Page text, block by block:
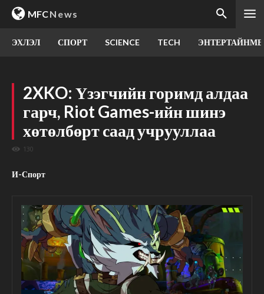
MFCNews
ЭХЛЭЛ СПОРТ SCIENCE TECH
2XKO: Үзэгчийн горимд алдаа
гарч, Riot Games-ийн шинэ
хөтөлбөрт саад учрууллаа
130
И-Спорт